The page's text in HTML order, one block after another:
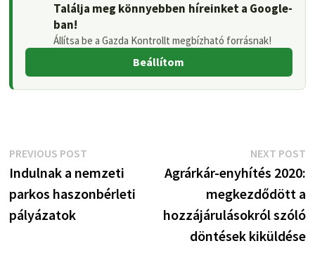
Találja meg könnyebben híreinket a Google-
ban!
Állítsa be a Gazda Kontrollt megbízható forrásnak!
Beállítom
Bejegyzés
navigáció
PREVIOUS POSTPrevious
post:
Indulnak a nemzeti
parkos haszonbérleti
pályázatok
NEXT POST
Agrárkár-enyhítés 2020:
megkezdődött a
hozzájárulásokról szóló
döntések kiküldése